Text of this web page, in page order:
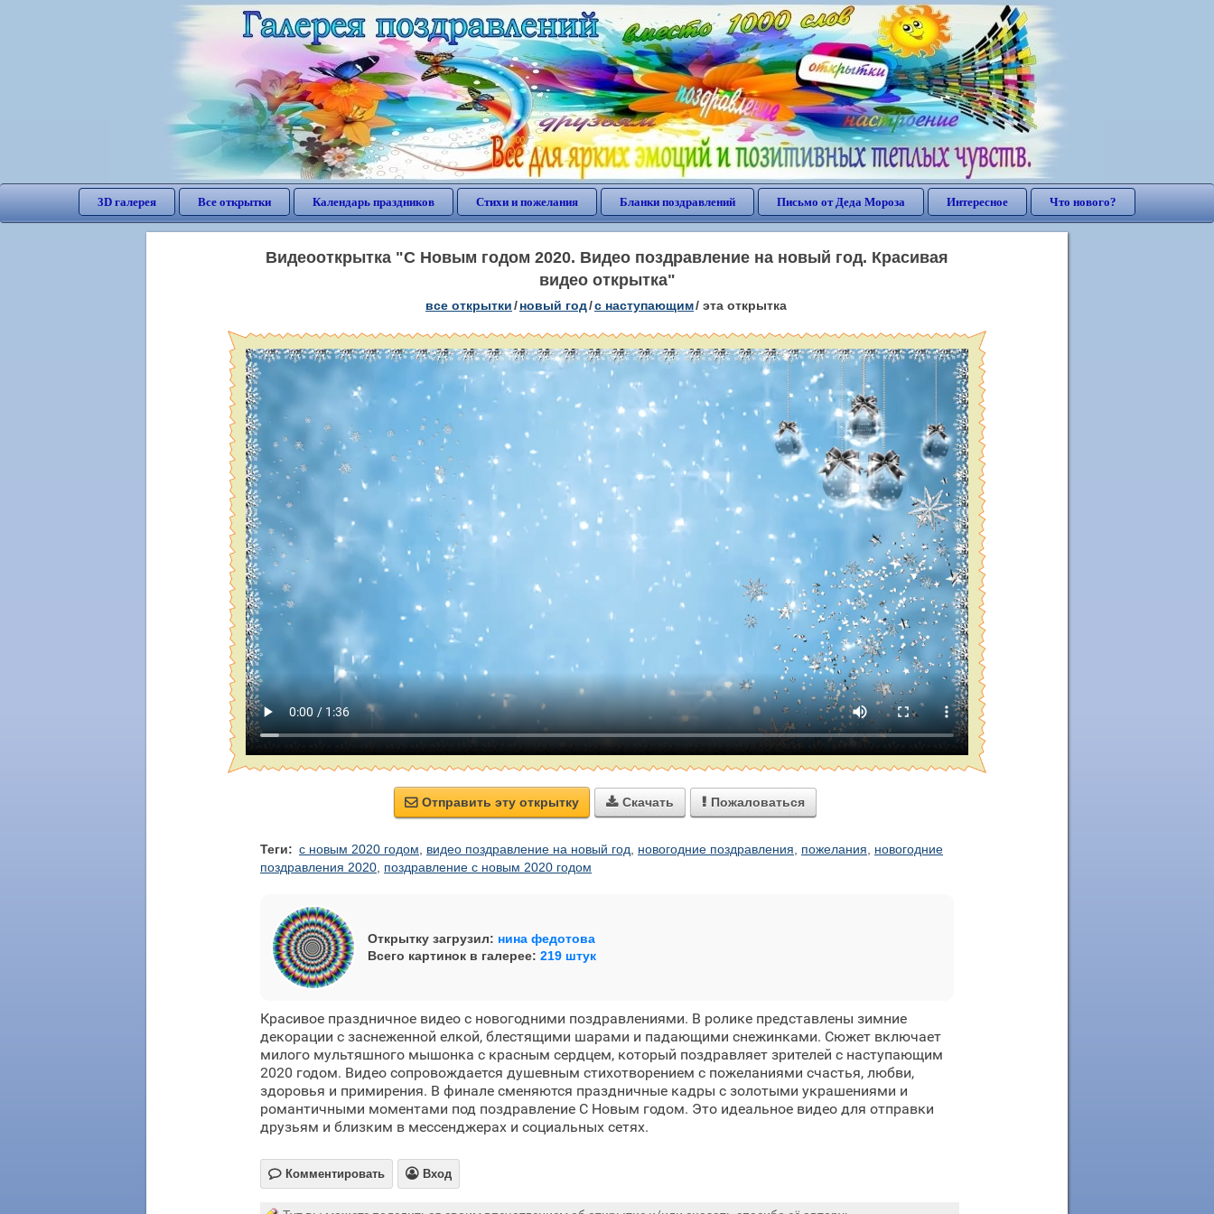
3D галерея Все открытки Календарь праздников Стихи и пожелания Бланки поздравлений Письмо от Деда Мороза Интересное Что нового?
Видеооткрытка "С Новым годом 2020. Видео поздравление на новый год. Красивая
видео открытка"
все открытки/новый год/с наступающим/ эта открытка
 Отправить эту открытку  Скачать  Пожаловаться
Теги: с новым 2020 годом видео поздравление на новый год новогодние поздравления пожелания
новогодние
поздравления 2020 поздравление с новым 2020 годом
Открытку загрузил: нина федотова
Всего картинок в галерее: 219 штук
Красивое праздничное видео с новогодними поздравлениями. В ролике представлены зимние
декорации с заснеженной елкой, блестящими шарами и падающими снежинками. Сюжет включает
милого мультяшного мышонка с красным сердцем, который поздравляет зрителей с наступающим
2020 годом. Видео сопровождается душевным стихотворением с пожеланиями счастья, любви,
здоровья и примирения. В финале сменяются праздничные кадры с золотыми украшениями и
романтичными моментами под поздравление С Новым годом. Это идеальное видео для отправки
друзьям и близким в мессенджерах и социальных сетях.
 Комментировать  Вход